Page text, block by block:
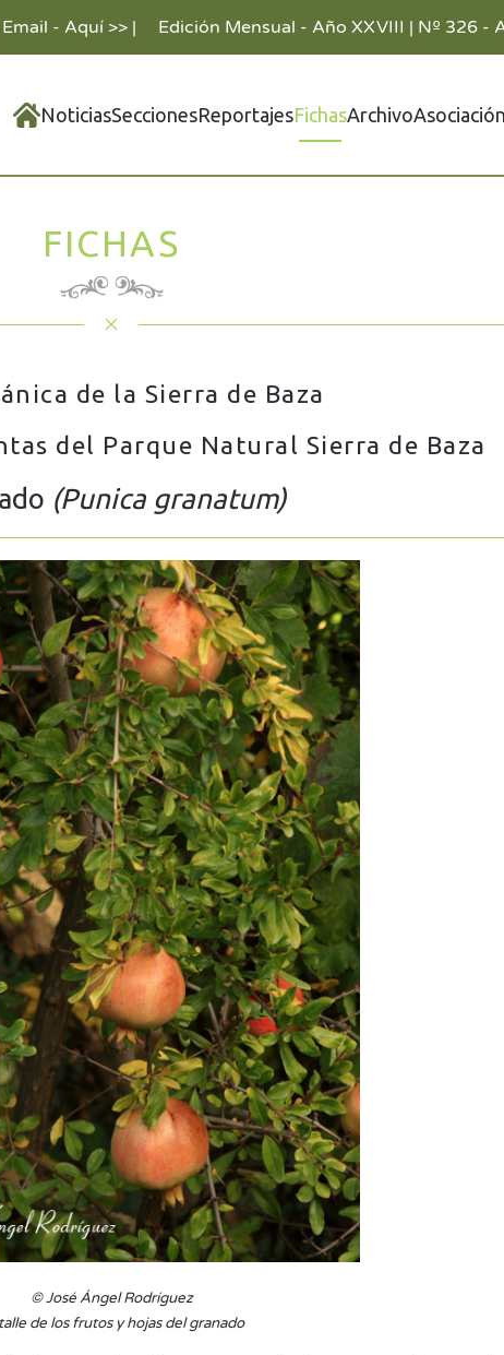
Email - Aquí >>| Edición Mensual - Año XXVIII | Nº 326 -
NoticiasSeccionesReportajesFichasArchivoAsociación
FICHAS
de la Sierra de Baza
del Parque Natural Sierra de Baza
(Punica granatum)
© José Ángel Rodríguez
de los frutos y hojas del granado